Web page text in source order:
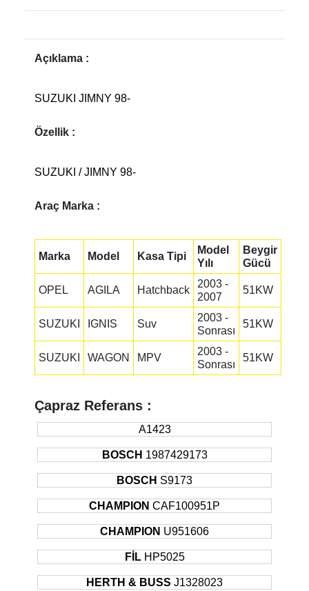
Açıklama :
SUZUKI JIMNY 98-
Özellik :
SUZUKI / JIMNY 98-
Araç Marka :
Marka Model Kasa Tipi
Model
Yılı
Beygir
Gücü
OPEL AGILA Hatchback
2003 -
2007
51KW
SUZUKI IGNIS Suv
2003 -
Sonrası
51KW
SUZUKI WAGON MPV
2003 -
Sonrası
51KW
Çapraz Referans :
A1423
BOSCH 1987429173
BOSCH S9173
CHAMPION CAF100951P
CHAMPION U951606
FİL HP5025
HERTH & BUSS J1328023